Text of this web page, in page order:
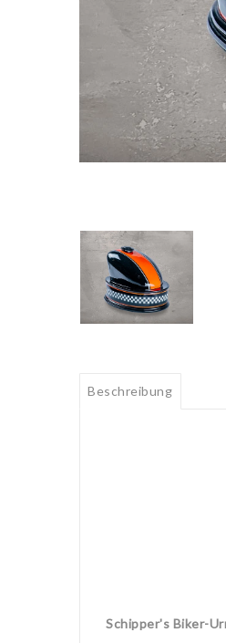
Beschreibung
Schipper's Biker-